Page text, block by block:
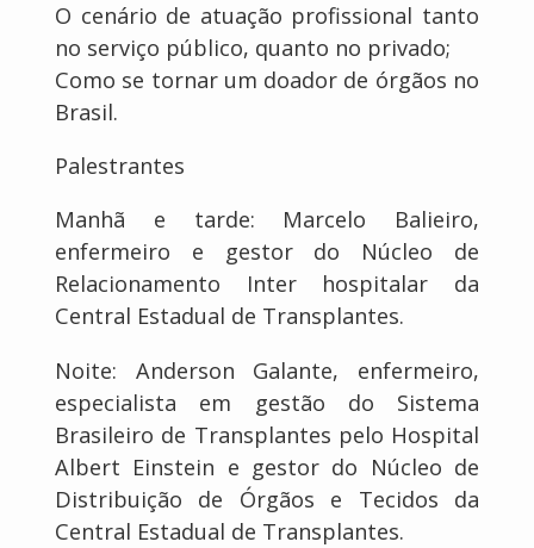
O cenário de atuação profissional tanto
no serviço público, quanto no privado;
Como se tornar um doador de órgãos no
Brasil.
Palestrantes
Manhã e tarde: Marcelo Balieiro,
enfermeiro e gestor do Núcleo de
Relacionamento Inter hospitalar da
Central Estadual de Transplantes.
Noite: Anderson Galante, enfermeiro,
especialista em gestão do Sistema
Brasileiro de Transplantes pelo Hospital
Albert Einstein e gestor do Núcleo de
Distribuição de Órgãos e Tecidos da
Central Estadual de Transplantes.